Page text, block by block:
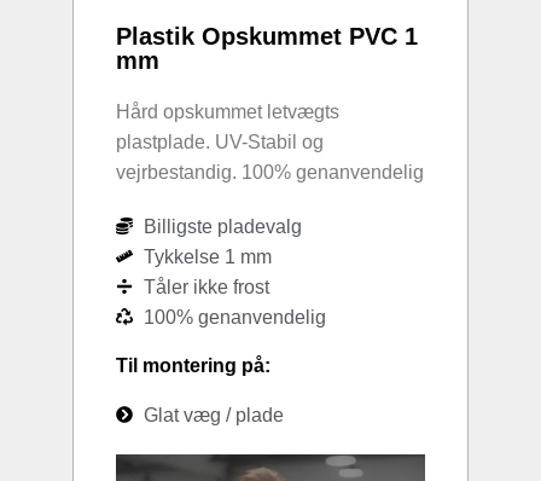
Plastik Opskummet PVC 1
mm
Hård opskummet letvægts
plastplade. UV-Stabil og
vejrbestandig. 100% genanvendelig
Billigste pladevalg
Tykkelse 1 mm
Tåler ikke frost
100% genanvendelig
Til montering på:
Glat væg / plade